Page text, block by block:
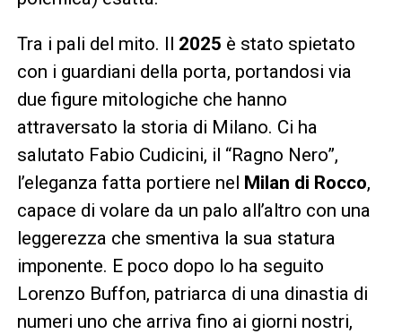
Tra i pali del mito. Il 2025 è stato spietato
con i guardiani della porta, portandosi via
due figure mitologiche che hanno
attraversato la storia di Milano. Ci ha
salutato Fabio Cudicini, il “Ragno Nero”,
l’eleganza fatta portiere nel
Milan di Rocco,
capace di volare da un palo all’altro con una
leggerezza che smentiva la sua statura
imponente. E poco dopo lo ha seguito
Lorenzo Buffon, patriarca di una dinastia di
numeri uno che arriva fino ai giorni nostri,